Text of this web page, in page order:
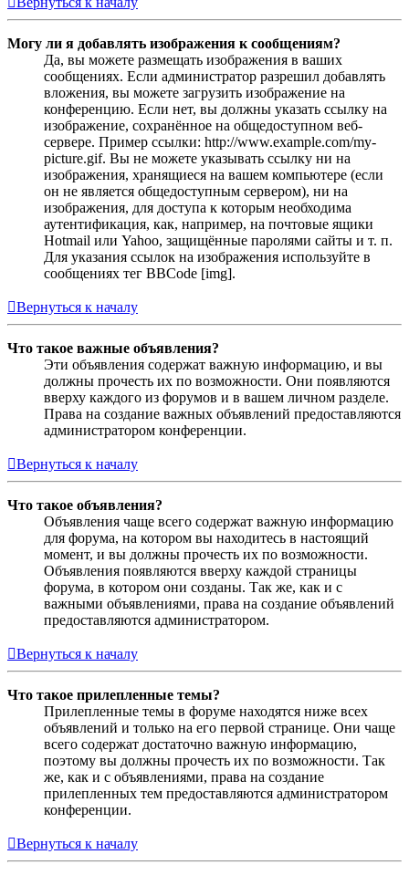
Могу ли я добавлять изображения к сообщениям?
Да, вы можете размещать изображения в ваших
сообщениях. Если администратор разрешил добавлять
вложения, вы можете загрузить изображение на
конференцию. Если нет, вы должны указать ссылку на
изображение, сохранённое на общедоступном веб-
сервере. Пример ссылки: http://www.example.com/my-
picture.gif. Вы не можете указывать ссылку ни на
изображения, хранящиеся на вашем компьютере (если
он не является общедоступным сервером), ни на
изображения, для доступа к которым необходима
аутентификация, как, например, на почтовые ящики
Hotmail или Yahoo, защищённые паролями сайты и т. п.
Для указания ссылок на изображения используйте в
сообщениях тег BBCode [img].
Вернуться к началу
Что такое важные объявления?
Эти объявления содержат важную информацию, и вы
должны прочесть их по возможности. Они появляются
вверху каждого из форумов и в вашем личном разделе.
Права на создание важных объявлений предоставляются
администратором конференции.
Вернуться к началу
Что такое объявления?
Объявления чаще всего содержат важную информацию
для форума, на котором вы находитесь в настоящий
момент, и вы должны прочесть их по возможности.
Объявления появляются вверху каждой страницы
форума, в котором они созданы. Так же, как и с
важными объявлениями, права на создание объявлений
предоставляются администратором.
Вернуться к началу
Что такое прилепленные темы?
Прилепленные темы в форуме находятся ниже всех
объявлений и только на его первой странице. Они чаще
всего содержат достаточно важную информацию,
поэтому вы должны прочесть их по возможности. Так
же, как и с объявлениями, права на создание
прилепленных тем предоставляются администратором
конференции.
Вернуться к началу